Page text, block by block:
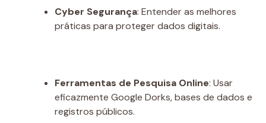
Cyber Segurança: Entender as melhores
práticas para proteger dados digitais.
Ferramentas de Pesquisa Online: Usar
eficazmente Google Dorks, bases de dados e
registros públicos.